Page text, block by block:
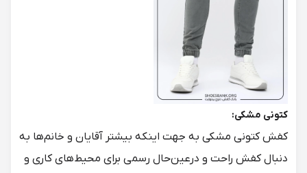
کتونی مشکی:
کفش کتونی مشکی به جهت اینکه بیشتر آقایان و خانم‌ها به
دنبال کفش راحت و درعین‌حال رسمی برای محیط‌های کاری و